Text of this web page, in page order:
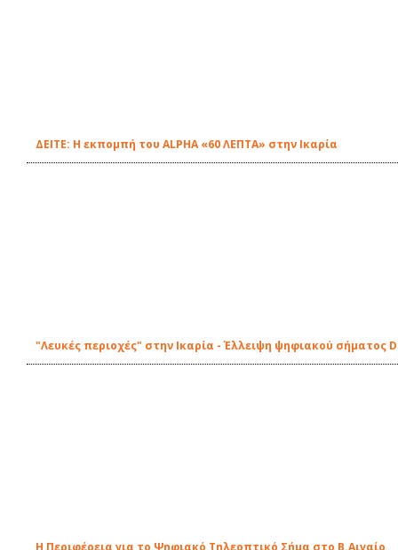
ΔΕΙΤE: Η εκπομπή του ALPHA «60 ΛΕΠΤΑ» στην Ικαρία
"Λευκές περιοχές" στην Ικαρία - Έλλειψη ψηφιακού σήματος
Η Περιφέρεια για το Ψηφιακό Τηλεοπτικό Σήμα στο Β.Αιγαίο